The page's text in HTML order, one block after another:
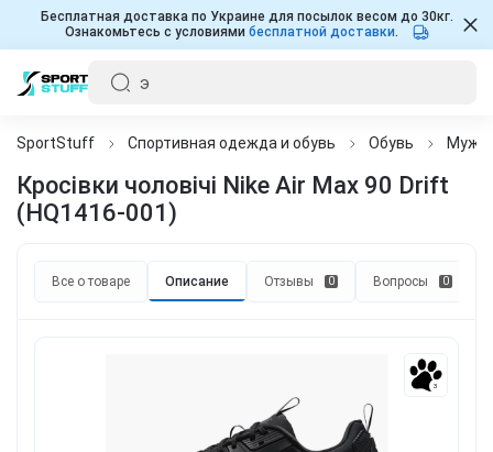
Бесплатная доставка по Украине для посылок весом до 30кг.
Ознакомьтесь с условиями бесплатной доставки.
SportStuff Спортивная одежда и обувь Обувь
Кросівки чоловічі Nike Air Max 90 Drift
(HQ1416-001)
Все о товаре Описание Отзывы 0 Вопросы 0
3